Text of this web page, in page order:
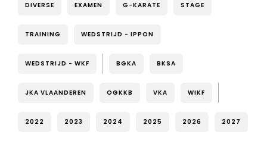
DIVERSE EXAMEN G-KARATE STAGE
TRAINING WEDSTRIJD - IPPON
WEDSTRIJD - WKF BGKA BKSA
JKA VLAANDEREN OGKKB VKA WIKF
2022 2023 2024 2025 2026 2027